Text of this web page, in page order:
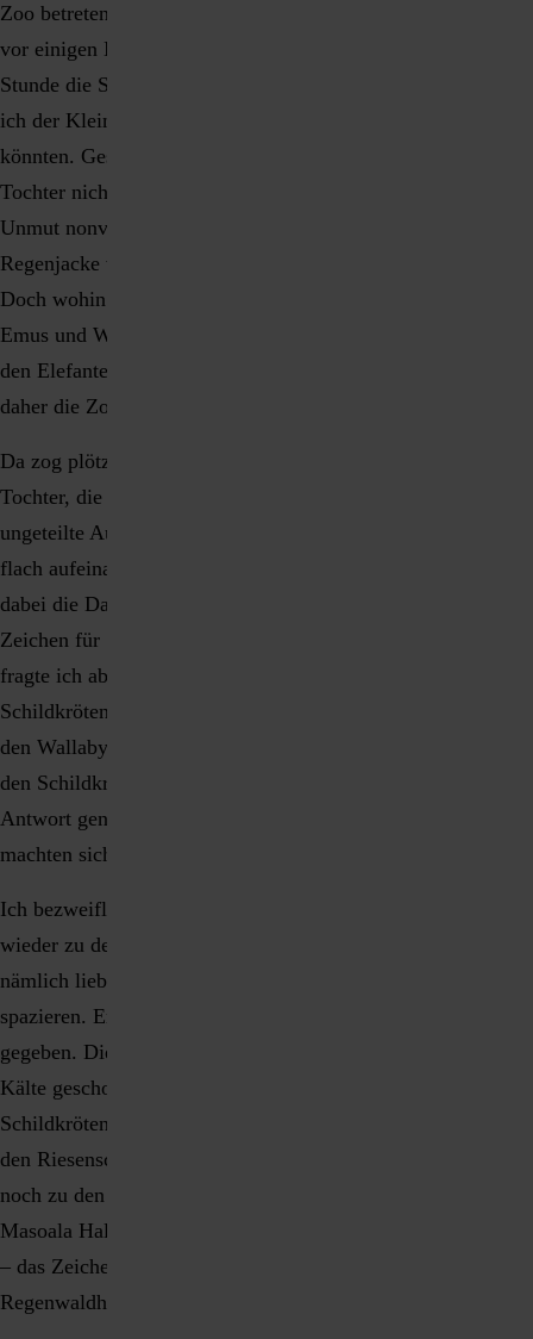
Zoo betreten haben. So auch an einem verregneten Samstag,
vor einigen Monaten. Nach dem wir gefühlt eine halbe
Stunde die Schildkröten beim Fressen beobachteten, schlug
ich der Kleinen vor, dass wir doch nun weiter ins Affenhaus
könnten. Gesagt, getan. Doch die Affen interessierten meine
Tochter nicht. Schon nach wenigen Minuten äußerte sie ihren
Unmut nonverbal und wollte wieder gehen. Also schnell die
Regenjacke wieder angezogen und raus aus dem Affenhaus.
Doch wohin als nächstes? Vielleicht nach Australien zu den
Emus und Wallabys oder doch lieber direkt nach Afrika zu
den Elefanten? Ich war noch etwas unschlüssig und studierte
daher die Zookarte.
Da zog plötzlich jemand an meiner Jacke. Es war meine
Tochter, die mir etwas mitteilen wollte. Als sie meine
ungeteilte Aufmerksamkeit hatte, legte sie ihre beiden Hände
flach aufeinander, mit den Fingern nach vorne und bewegte
dabei die Daumen auf und ab. Sie gebärdete gerade das
Zeichen für "Schildkröte". Um sie in ihrem Tun zu bestärken,
fragte ich aber trotzdem noch einmal nach: "Willst du zu den
Schildkröten zurück?" – Kopfnicken – "Oder wollen wir zu
den Wallabys?" – heftiges Kopfschütteln – "Also zurück zu
den Schildkröten?" – Das energische Kopfnicken war
Antwort genug. Also war es entschieden: Vater und Tochter
machten sich auf zu den gepanzerten Reptilien.
Ich bezweifle, dass ich ohne den Hinweis meiner Tochter
wieder zu den Schildkröten gegangen wäre. Ich wollte
nämlich lieber in Richtung Afrika und Elefantenhaus
spazieren. Ergo hätte es sehr wahrscheinlich eine Knatscherei
gegeben. Die ich wahrscheinlich auf den Regen, Hunger oder
Kälte geschoben hätte. Aber sicher nicht auf die
Schildkröten. So aber konnten wir noch eine schöne Zeit bei
den Riesenschildkröten verbringen, bevor wir dann doch
noch zu den Elefanten sind. Und jedes Mal, wenn wir die
Masoala Halle betraten, gebärdete die Kleine – Sie ahnen es
– das Zeichen für Schildkröte. Denn auch in der
Regenwaldhalle sind die Reptilien zu beobachten.